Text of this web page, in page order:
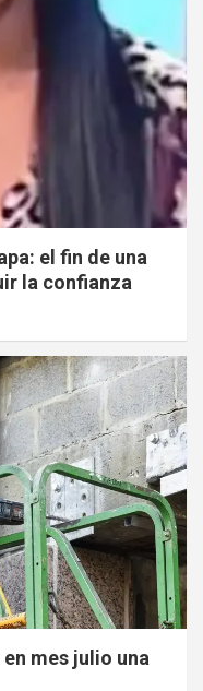
el fin de una
la confianza
en mes julio una